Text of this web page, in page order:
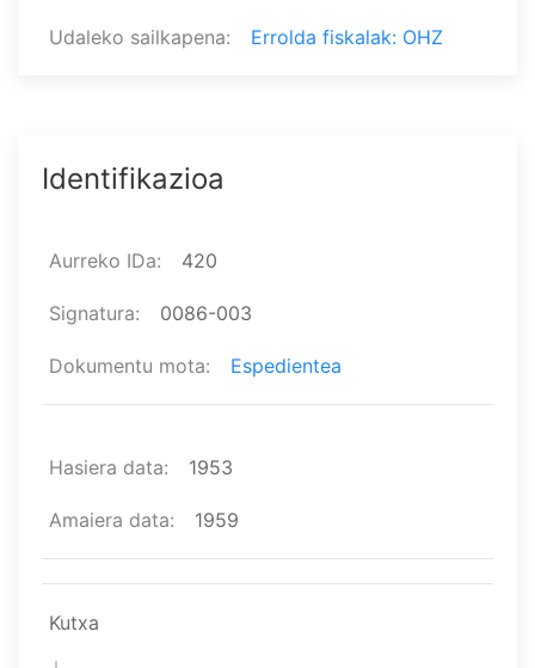
Udaleko sailkapena Errolda fiskalak: OHZ
Identifikazioa
Aurreko IDa 420
Signatura 0086-003
Dokumentu mota Espedientea
Hasiera data 1953
Amaiera data 1959
Kutxa